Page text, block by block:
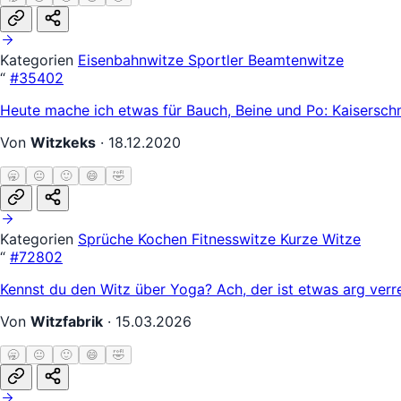
Kategorien Eisenbahnwitze Sportler Beamtenwitze
“ #35402
Heute mache ich etwas für Bauch, Beine und Po:
Von Witzkeks · 18.12.2020
🥱 😐 🙂 😄 🤣
Kategorien Sprüche Kochen Fitnesswitze Kurze Witze
“ #72802
Kennst du den Witz über Yoga? Ach, der ist etwas arg
Von Witzfabrik · 15.03.2026
🥱 😐 🙂 😄 🤣